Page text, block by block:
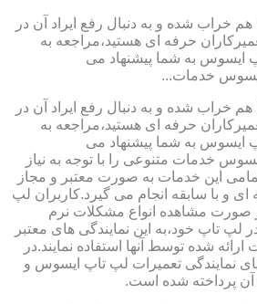
خراب شده و به دنبال رفع ایراد آن در
حرفه ای هستید،مراجعه به
ایسوس به شما پیشنهاد می
خدمات...
خراب شده و به دنبال رفع ایراد آن در
حرفه ای هستید،مراجعه به
ایسوس به شما پیشنهاد می
خدمات متنوعی را با توجه به نیاز
این خدمات به صورت معتبر و مجاز
و با سابقه انجام می گیرد.کاربران لپ
صورت مشاهده انواع مشکلات نرم
تاپ خود،به این نمایندگی های معتبر
شده توسط آنها استفاده نمایند.در
نمایندگی تعمیرات لپ تاپ ایسوس و
پرداخته شده است.